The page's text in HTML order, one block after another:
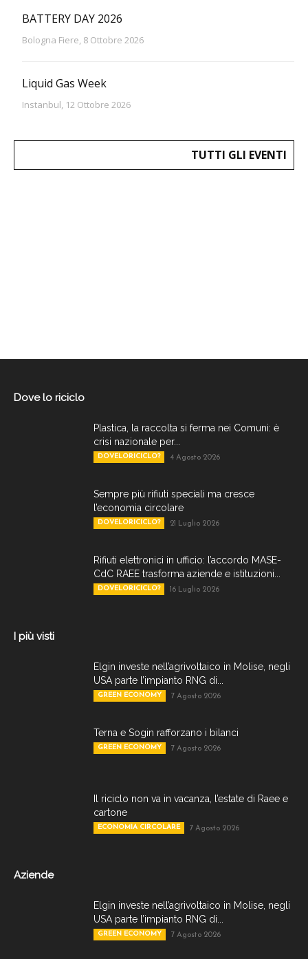
BATTERY DAY 2026
Bologna Fiere, 8 Ottobre 2026
Liquid Gas Week
Instanbul, 12 Ottobre 2026
TUTTI GLI EVENTI
Dove lo riciclo
Plastica, la raccolta si ferma nei Comuni: è
crisi nazionale per...
DOVELORICICLO? 4 Agosto 2026
Sempre più rifiuti speciali ma cresce
l’economia circolare
DOVELORICICLO? 21 Luglio 2026
Rifiuti elettronici in ufficio: l’accordo MASE-
CdC RAEE trasforma aziende e istituzioni...
DOVELORICICLO? 16 Luglio 2026
I più visti
Elgin investe nell’agrivoltaico in Molise, negli
USA parte l’impianto RNG di...
GREEN ECONOMY 7 Agosto 2026
Terna e Sogin rafforzano i bilanci
GREEN ECONOMY 7 Agosto 2026
Il riciclo non va in vacanza, l’estate di Raee e
cartone
ECONOMIA CIRCOLARE 7 Agosto 2026
Aziende
Elgin investe nell’agrivoltaico in Molise, negli
USA parte l’impianto RNG di...
GREEN ECONOMY 7 Agosto 2026